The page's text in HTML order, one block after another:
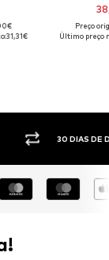
31,31€
Preço
Último preço